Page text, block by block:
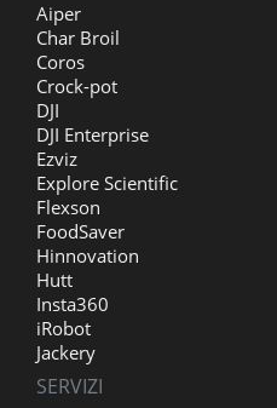
Aiper
Char Broil
Coros
Crock-pot
DJI
DJI Enterprise
Ezviz
Explore Scientific
Flexson
FoodSaver
Hinnovation
Hutt
Insta360
iRobot
Jackery
SERVIZI